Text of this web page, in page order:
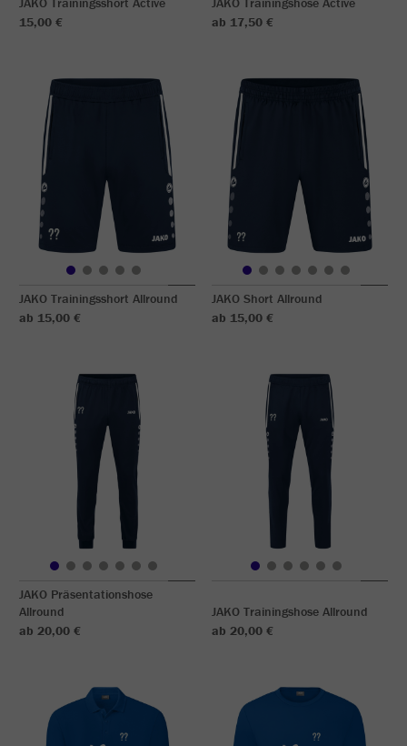
15,00 €
ab 17,50 €
JAKO Trainingsshort Allround
ab 15,00 €
JAKO Short Allround
ab 15,00 €
JAKO Präsentationshose
Allround
ab 20,00 €
JAKO Trainingshose Allround
ab 20,00 €